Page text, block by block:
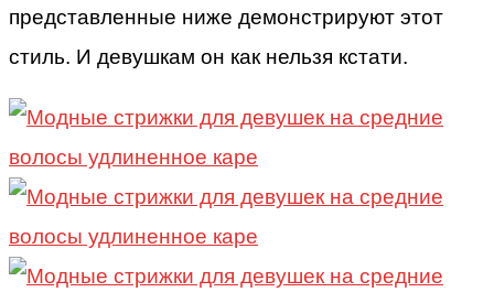
представленные ниже демонстрируют этот
стиль. И девушкам он как нельзя кстати.